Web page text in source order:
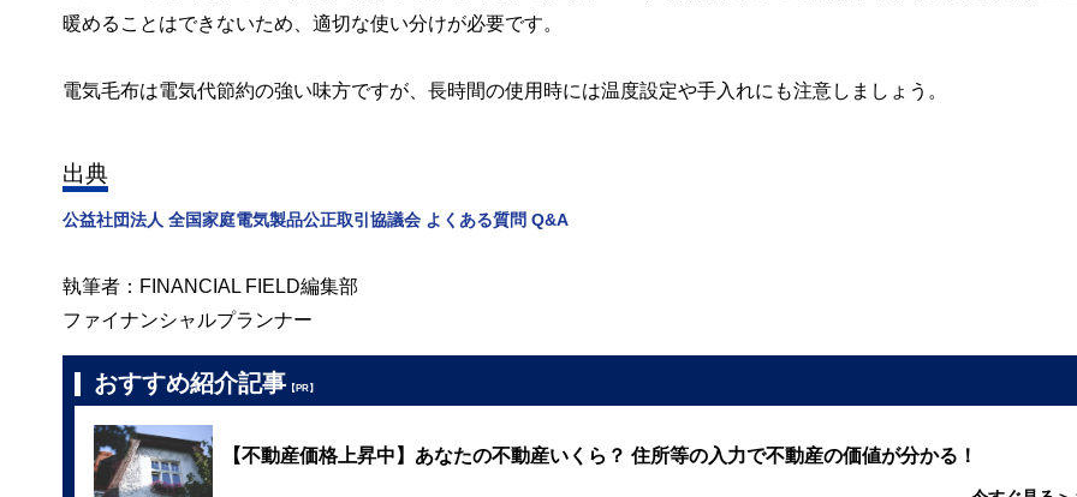
暖めることはできないため、適切な使い分けが必要です。
電気毛布は電気代節約の強い味方ですが、長時間の使用時には温度設定や手入れにも注意しましょう。
出典
公益社団法人 全国家庭電気製品公正取引協議会 よくある質問 Q&A
執筆者：FINANCIAL FIELD編集部
ファイナンシャルプランナー
おすすめ紹介記事 【PR】
【不動産価格上昇中】あなたの不動産いくら？ 住所等の入力で不動産の価値が分かる！